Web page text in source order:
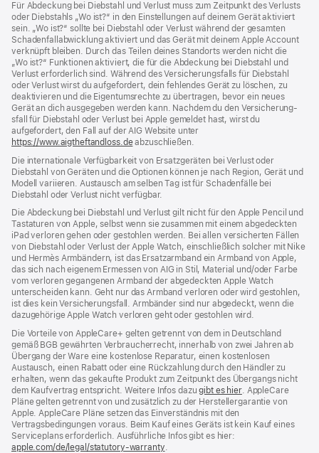
Für Abdeckung bei Diebstahl und Verlust muss zum Zeit­punkt des Verlusts
oder Dieb­stahls „Wo ist?“ in den Einstellungen auf deinem Gerät aktiviert
sein. „Wo ist?“ sollte bei Diebstahl oder Verlust während der gesamten
Schadenfallabwicklung aktiviert und das Gerät mit deinem Apple Account
verknüpft bleiben. Durch das Teilen deines Standorts werden nicht die
„Wo ist?“ Funktionen aktiviert, die für die Abdeckung bei Diebstahl und
Verlust erforderlich sind. Während des Versicherungs­falls für Diebstahl
oder Verlust wirst du aufgefordert, dein fehlendes Gerät zu löschen, zu
deaktivieren und die Eigentums­rechte zu übertragen, bevor ein neues
Gerät an dich ausgegeben werden kann. Nachdem du den Versicherung­
sfall für Diebstahl oder Verlust bei Apple gemeldet hast, wirst du
aufgefordert, den Fall auf der AIG Website unter
https://www.aigtheftandloss.de(Öffnet
neues
Fenster)
abzuschließen.
Die internationale Verfügbarkeit von Ersatzgeräten bei Verlust oder
Diebstahl von Geräten und die Optionen können je nach Region, Gerät und
Modell variieren. Austausch am selben Tag ist für Schadenfälle bei
Diebstahl oder Verlust nicht verfügbar.
Die Abdeckung bei Diebstahl und Verlust gilt nicht für den Apple Pencil und
Tastaturen von Apple, selbst wenn sie zusammen mit einem abgedeckten
iPad verloren gehen oder gestohlen werden. Bei allen versicherten Fällen
von Diebstahl oder Verlust der Apple Watch, einschließlich solcher mit Nike
und Hermès Armbändern, ist das Ersatzarmband ein Armband von Apple,
das sich nach eigenem Ermessen von AIG in Stil, Material und/oder Farbe
vom verloren gegangenen Armband der abgedeckten Apple Watch
unterscheiden kann. Geht nur das Armband verloren oder wird gestohlen,
ist dies kein Versicherungsfall. Armbänder sind nur abgedeckt, wenn die
dazugehörige Apple Watch verloren geht oder gestohlen wird.
Die Vorteile von AppleCare+ gelten getrennt von dem in Deutschland
gemäß BGB gewährten Verbraucher­recht, inner­halb von zwei Jahren ab
Übergang der Ware eine kosten­lose Reparatur, einen kosten­losen
Austausch, einen Rabatt oder eine Rück­zahlung durch den Händler zu
erhalten, wenn das gekaufte Produkt zum Zeit­punkt des Übergangs nicht
dem Kauf­vertrag ent­spricht. Weitere Infos dazugibt es hier(Öffnet
ein
Fenster)
. AppleCare
Pläne gelten getrennt von und zu­sätz­lich zu der Hersteller­garantie von
Apple. AppleCare Pläne setzen das Einverständnis mit den
Vertragsbedingungen voraus. Beim Kauf eines Geräts ist kein Kauf eines
Serviceplans erfor­der­lich. Ausführliche Infos gibt es hier:
apple.com/de/legal/statutory-warranty(Öffnet
.